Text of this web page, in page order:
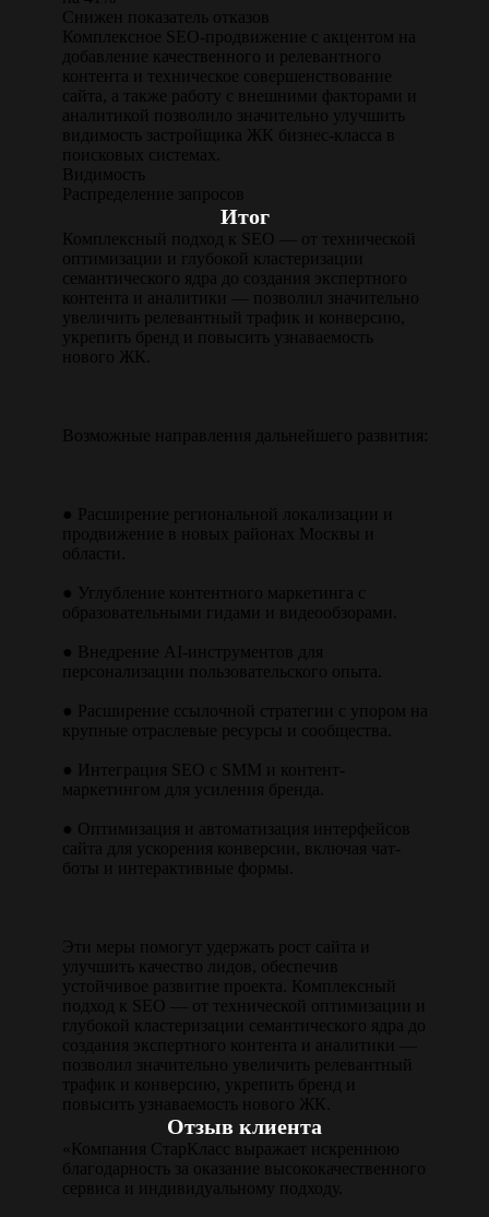
Снижен показатель отказов
Комплексное SEO-продвижение с акцентом на
добавление качественного и релевантного
контента и техническое совершенствование
сайта, а также работу с внешними факторами и
аналитикой позволило значительно улучшить
видимость застройщика ЖК бизнес-класса в
поисковых системах.
Видимость
Распределение запросов
Итог
Комплексный подход к SEO — от технической
оптимизации и глубокой кластеризации
семантического ядра до создания экспертного
контента и аналитики — позволил значительно
увеличить релевантный трафик и конверсию,
укрепить бренд и повысить узнаваемость
нового ЖК.
Возможные направления дальнейшего развития:
● Расширение региональной локализации и
продвижение в новых районах Москвы и
области.
● Углубление контентного маркетинга с
образовательными гидами и видеообзорами.
● Внедрение AI-инструментов для
персонализации пользовательского опыта.
● Расширение ссылочной стратегии с упором на
крупные отраслевые ресурсы и сообщества.
● Интеграция SEO с SMM и контент-
маркетингом для усиления бренда.
● Оптимизация и автоматизация интерфейсов
сайта для ускорения конверсии, включая чат-
боты и интерактивные формы.
Эти меры помогут удержать рост сайта и
улучшить качество лидов, обеспечив
устойчивое развитие проекта. Комплексный
подход к SEO — от технической оптимизации и
глубокой кластеризации семантического ядра до
создания экспертного контента и аналитики —
позволил значительно увеличить релевантный
трафик и конверсию, укрепить бренд и
повысить узнаваемость нового ЖК.
Отзыв клиента
«Компания СтарКласс выражает искреннюю
благодарность за оказание высококачественного
сервиса и индивидуальному подходу.